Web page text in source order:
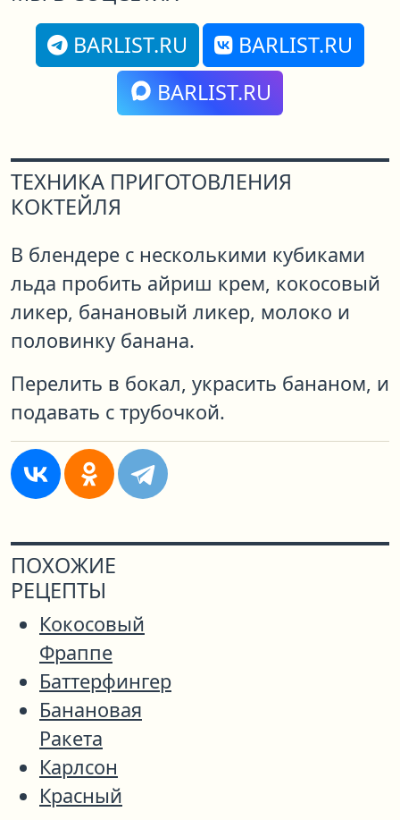
BARLIST.RU
BARLIST.RU
BARLIST.RU
ТЕХНИКА ПРИГОТОВЛЕНИЯ
КОКТЕЙЛЯ
В блендере с несколькими кубиками
льда пробить айриш крем, кокосовый
ликер, банановый ликер, молоко и
половинку банана.
Перелить в бокал, украсить бананом, и
подавать с трубочкой.
ПОХОЖИЕ
РЕЦЕПТЫ
Кокосовый
Фраппе
Баттерфингер
Банановая
Ракета
Карлсон
Красный